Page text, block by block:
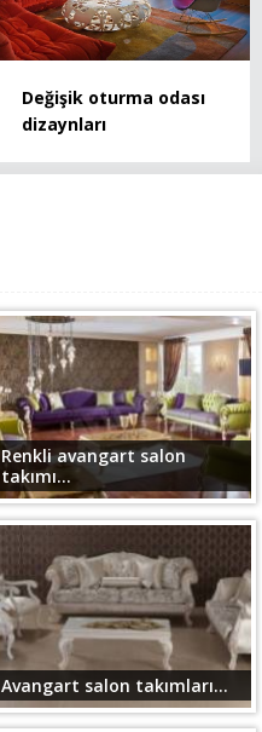
Değişik oturma odası
dizaynları
Renkli avangart salon
takımı...
Avangart salon takımları...